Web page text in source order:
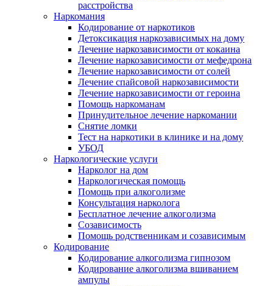
расстройства
Наркомания
Кодирование от наркотиков
Детоксикация наркозависимых на дому
Лечение наркозависимости от кокаина
Лечение наркозависимости от мефедрона
Лечение наркозависимости от солей
Лечение спайсовой наркозависимости
Лечение наркозависимости от героина
Помощь наркоманам
Принудительное лечение наркомании
Снятие ломки
Тест на наркотики в клинике и на дому
УБОД
Наркологические услуги
Нарколог на дом
Наркологическая помощь
Помощь при алкоголизме
Консультация нарколога
Бесплатное лечение алкоголизма
Созависимость
Помощь родственникам и созависимым
Кодирование
Кодирование алкоголизма гипнозом
Кодирование алкоголизма вшиванием
ампулы